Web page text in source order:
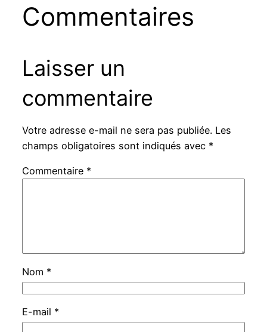
Commentaires
Laisser un
commentaire
Votre adresse e-mail ne sera pas publiée. Les
champs obligatoires sont indiqués avec *
Commentaire *
Nom *
E-mail *